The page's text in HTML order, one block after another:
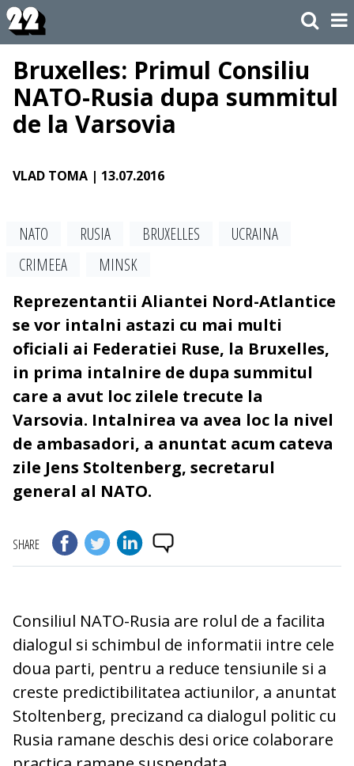
Bruxelles: Primul Consiliu
NATO-Rusia dupa summitul
de la Varsovia
VLAD TOMA | 13.07.2016
NATO RUSIA BRUXELLES
UCRAINA
CRIMEEA
MINSK
Reprezentantii Aliantei Nord-Atlantice
se vor intalni astazi cu mai multi
oficiali ai Federatiei Ruse, la Bruxelles,
in prima intalnire de dupa summitul
care a avut loc zilele trecute la
Varsovia. Intalnirea va avea loc la nivel
de ambasadori, a anuntat acum cateva
zile Jens Stoltenberg, secretarul
general al NATO.
SHARE
Consiliul NATO-Rusia are rolul de a facilita
dialogul si schimbul de informatii intre cele
doua parti, pentru a reduce tensiunile si a
creste predictibilitatea actiunilor, a anuntat
Stoltenberg, precizand ca dialogul politic cu
Rusia ramane deschis desi orice colaborare